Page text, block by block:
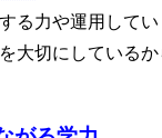
る力や運用して
大切にしている